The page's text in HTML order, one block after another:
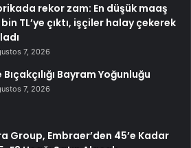
rekor zam: En düşük maaş
bin TL’ye çıktı, işçiler halay çekerek
7, 2026
Bıçakçılığı Bayram Yoğunluğu
7, 2026
Group, Embraer’den 45’e Kadar